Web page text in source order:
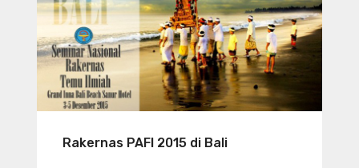
Rakernas PAFI 2015 di Bali